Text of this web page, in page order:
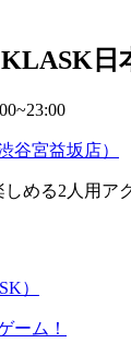
日
谷宮益坂店）
める2人用ア
）
ーム！